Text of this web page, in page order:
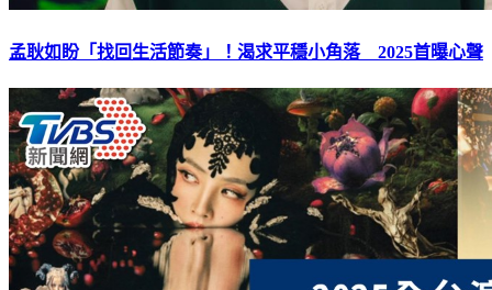
孟耿如盼「找回生活節奏」！渴求平穩小角落 2025首曝心聲